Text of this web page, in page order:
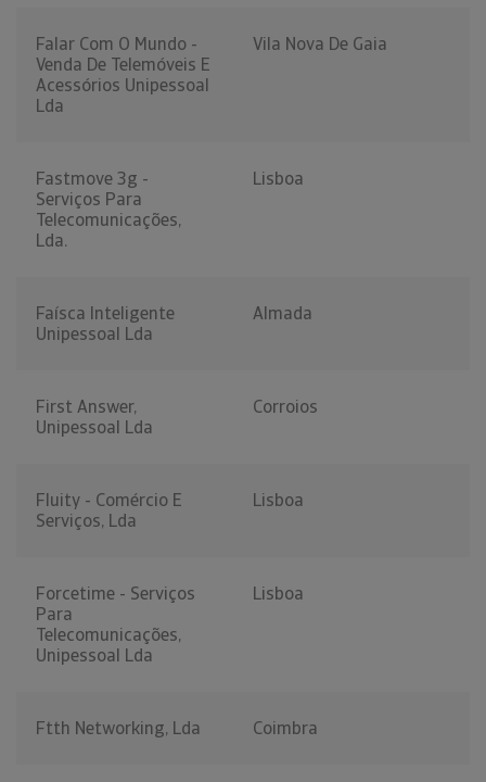
Falar Com O Mundo -
Venda De Telemóveis E
Acessórios Unipessoal
Lda
Vila Nova De Gaia
Fastmove 3g -
Serviços Para
Telecomunicações,
Lda.
Lisboa
Faísca Inteligente
Unipessoal Lda
Almada
First Answer,
Unipessoal Lda
Corroios
Fluity - Comércio E
Serviços, Lda
Lisboa
Forcetime - Serviços
Para
Telecomunicações,
Unipessoal Lda
Lisboa
Ftth Networking, Lda Coimbra